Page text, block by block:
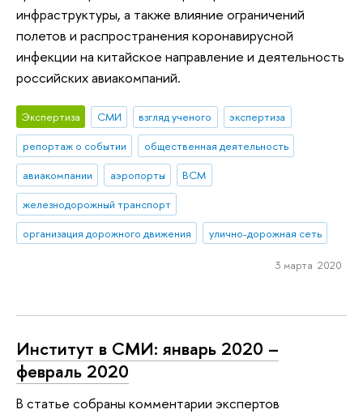
инфраструктуры, а также влияние ограничений
полетов и распространения коронавирусной
инфекции на китайское направление и деятельность
российских авиакомпаний.
Экспертиза СМИ взгляд ученого
экспертиза
репортаж о событии
общественная деятельность
авиакомпании
аэропорты
ВСМ
железнодорожный транспорт
организация дорожного движения
улично-дорожная сеть
3 марта 2020
Институт в СМИ: январь 2020 –
февраль 2020
В статье собраны комментарии экспертов